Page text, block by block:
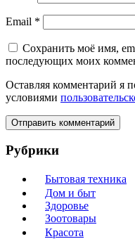
Email *
Сохранить моё имя,
последующих моих
Оставляя комментарий я
условиями
Рубрики
Бытовая техника
Дом и быт
Здоровье
Зоотовары
Красота